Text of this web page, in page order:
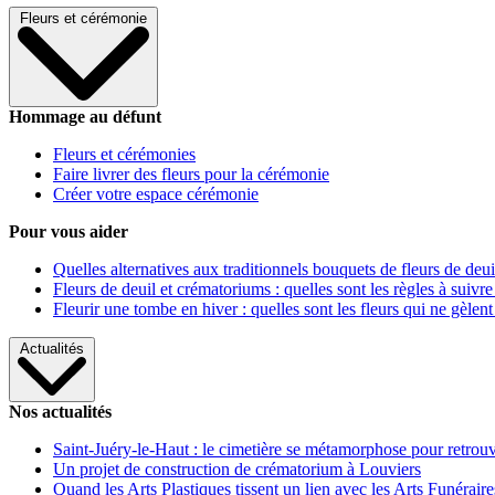
Fleurs et cérémonie
Hommage au défunt
Fleurs et cérémonies
Faire livrer des fleurs pour la cérémonie
Créer votre espace cérémonie
Pour vous aider
Quelles alternatives aux traditionnels bouquets de fleurs de
Fleurs de deuil et crématoriums : quelles sont les règles à
Fleurir une tombe en hiver : quelles sont les fleurs qui ne gèlent
Actualités
Nos actualités
Saint-Juéry-le-Haut : le cimetière se métamorphose pour
Un projet de construction de crématorium à Louviers
Quand les Arts Plastiques tissent un lien avec les Arts